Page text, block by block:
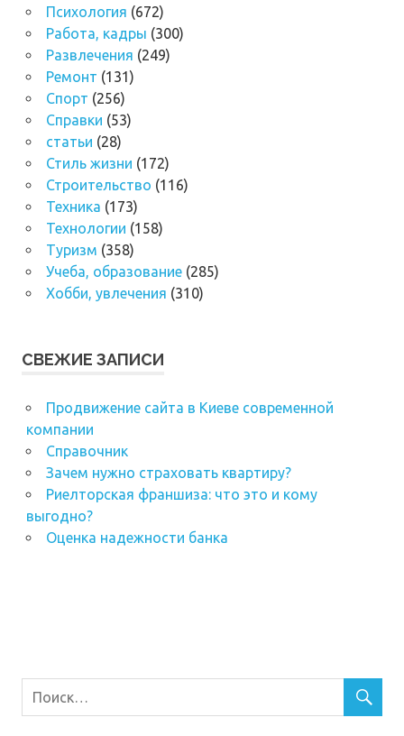
Психология (672)
Работа, кадры (300)
Развлечения (249)
Ремонт (131)
Спорт (256)
Справки (53)
статьи (28)
Стиль жизни (172)
Строительство (116)
Техника (173)
Технологии (158)
Туризм (358)
Учеба, образование(285)
Хобби, увлечения (310)
СВЕЖИЕ ЗАПИСИ
Продвижение сайта в Киеве современной
компании
Справочник
Зачем нужно страховать квартиру?
Риелторская франшиза: что это и кому
выгодно?
Оценка надежности банка